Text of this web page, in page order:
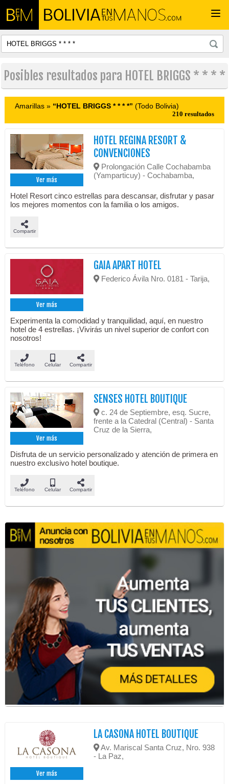
Posibles resultados para HOTEL BRIGGS * * * *
Amarillas » “HOTEL BRIGGS * * * *” (Todo Bolivia)
210 resultados
Ver más
HOTEL REGINA RESORT &
CONVENCIONES
Prolongación Calle Cochabamba
(Yamparticuy) - Cochabamba,
Hotel Resort cinco estrellas para descansar, disfrutar y pasar
los mejores momentos con la familia o los amigos.
Compartir
Ver más
GAIA APART HOTEL
Federico Ávila Nro. 0181 - Tarija,
Experimenta la comodidad y tranquilidad, aquí, en nuestro
hotel de 4 estrellas. ¡Vivirás un nivel superior de confort con
nosotros!
Teléfono Celular Compartir
Ver más
SENSES HOTEL BOUTIQUE
c. 24 de Septiembre, esq. Sucre,
frente a la Catedral (Central) - Santa
Cruz de la Sierra,
Disfruta de un servicio personalizado y atención de primera en
nuestro exclusivo hotel boutique.
Teléfono Celular Compartir
Ver más
LA CASONA HOTEL BOUTIQUE
Av. Mariscal Santa Cruz, Nro. 938
- La Paz,